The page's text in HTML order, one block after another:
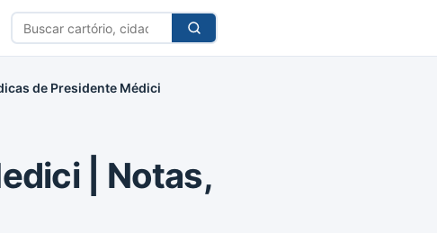
Buscar
cartório
de Presidente Médici
| Notas,